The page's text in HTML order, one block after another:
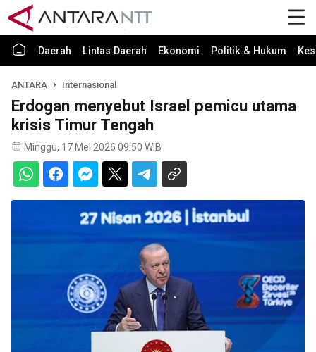
Daerah Lintas Daerah Ekonomi Politik & Hukum
ANTARA Internasional
Erdogan menyebut Israel pemicu utama
krisis Timur Tengah
Minggu, 17 Mei 2026 09:50 WIB